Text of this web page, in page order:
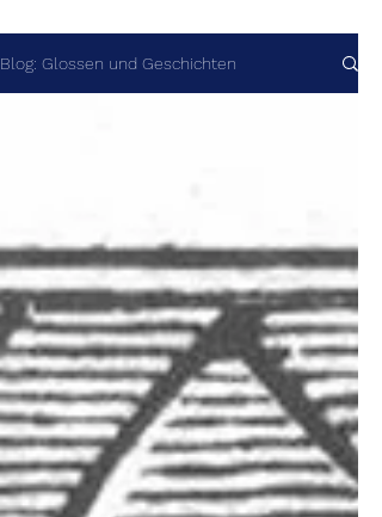
Blog: Glossen und Geschichten